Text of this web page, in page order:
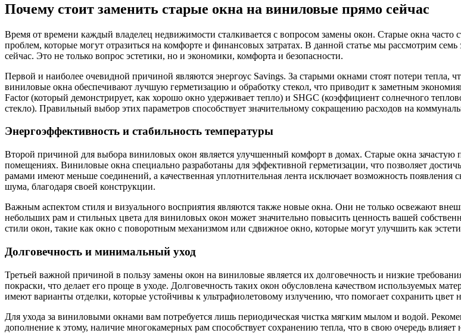
Почему стоит заменить старые окна на виниловые прямо сейчас
Время от времени каждый владелец недвижимости сталкивается с вопросом замены окон. Старые окна часто
проблем, которые могут отразиться на комфорте и финансовых затратах. В данной статье мы рассмотрим
сейчас. Это не только вопрос эстетики, но и экономики, комфорта и безопасности.
Первой и наиболее очевидной причиной являются энергоус Savings. За старыми окнами стоят потери тепла,
виниловые окна обеспечивают лучшую герметизацию и обработку стекол, что приводит к заметным
Factor (который демонстрирует, как хорошо окно удерживает тепло) и SHGC (коэффициент солнечного
стекло). Правильный выбор этих параметров способствует значительному сокращению расходов на
Энергоэффективность и стабильность температуры
Второй причиной для выбора виниловых окон является улучшенный комфорт в домах. Старые окна зачастую
помещениях. Виниловые окна специально разработаны для эффективной герметизации, что позволяет
рамами имеют меньше соединений, а качественная уплотнительная лента исключает возможность появления
шума, благодаря своей конструкции.
Важным аспектом стиля и визуального восприятия являются также новые окна. Они не только освежают
небольших рам и стильных цвета для виниловых окон может значительно повысить ценность вашей
стили окон, такие как окно с поворотным механизмом или сдвижное окно, которые могут улучшить как
Долговечность и минимальный уход
Третьей важной причиной в пользу замены окон на виниловые является их долговечность и низкие
покраски, что делает его проще в уходе. Долговечность таких окон обусловлена качеством используемых
имеют варианты отделки, которые устойчивы к ультрафиолетовому излучению, что помогает сохранить цвет
Для ухода за виниловыми окнами вам потребуется лишь периодическая чистка мягким мылом и водой.
дополнение к этому, наличие многокамерных рам способствует сохранению тепла, что в свою очередь